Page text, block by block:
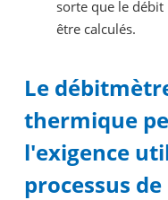
sorte que le
être calculés.
Le
thermique
l'exigence
processus